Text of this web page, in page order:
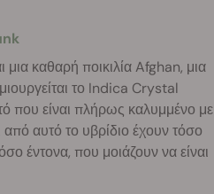
μια καθαρή ποικιλία Afghan, μια
το Indica Crystal
που είναι πλήρως καλυμμένο με
αυτό το υβρίδιο έχουν τόσο
έντονα, που μοιάζουν να είναι